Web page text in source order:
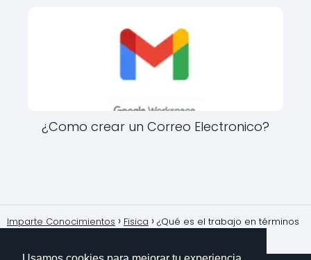
¿Como crear un Correo Electronico?
Imparte Conocimientos Fisica
¿Qué es el trabajo en términos